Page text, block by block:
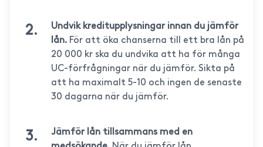
Undvik kreditupplysningar innan du jämför
lån. För att öka chanserna till ett bra lån på
20 000 kr ska du undvika att ha för många
UC-förfrågningar när du jämför. Sikta på
att ha maximalt 5-10 och ingen de senaste
30 dagarna när du jämför.
Jämför lån tillsammans med en